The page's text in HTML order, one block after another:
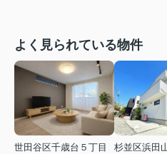
よく見られている物件
世田谷区千歳台５丁目
杉並区浜田